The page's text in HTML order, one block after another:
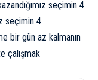
seçimin 4.
seçimin 4.
bir gün az kalmanın
çalışmak